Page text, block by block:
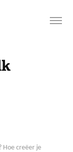
Hoe creëer je